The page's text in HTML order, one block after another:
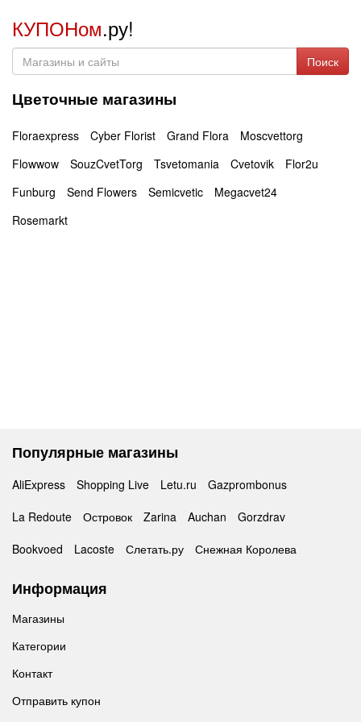
КУПОНом.ру!
Поиск
Цветочные магазины
Floraexpress Cyber Florist Grand Flora
Moscvettorg
Flowwow
SouzCvetTorg Tsvetomania Cvetovik
Flor2u
Funburg
Send Flowers Semicvetic
Megacvet24
Rosemarkt
Популярные магазины
AliExpress Shopping Live Letu.ru
Gazprombonus
La Redoute
Островок Zarina Auchan
Gorzdrav
Bookvoed
Lacoste Слетать.ру Снежная Королева
Информация
Магазины
Категории
Контакт
Отправить купон